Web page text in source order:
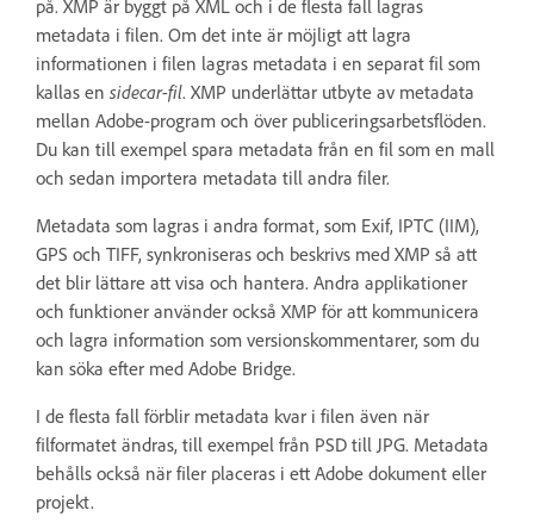
på. XMP är byggt på XML och i de flesta fall lagras
metadata i filen. Om det inte är möjligt att lagra
informationen i filen lagras metadata i en separat fil som
kallas en sidecar-fil. XMP underlättar utbyte av metadata
mellan Adobe-program och över publiceringsarbetsflöden.
Du kan till exempel spara metadata från en fil som en mall
och sedan importera metadata till andra filer.
Metadata som lagras i andra format, som Exif, IPTC (IIM),
GPS och TIFF, synkroniseras och beskrivs med XMP så att
det blir lättare att visa och hantera. Andra applikationer
och funktioner använder också XMP för att kommunicera
och lagra information som versionskommentarer, som du
kan söka efter med Adobe Bridge.
I de flesta fall förblir metadata kvar i filen även när
filformatet ändras, till exempel från PSD till JPG. Metadata
behålls också när filer placeras i ett Adobe dokument eller
projekt.